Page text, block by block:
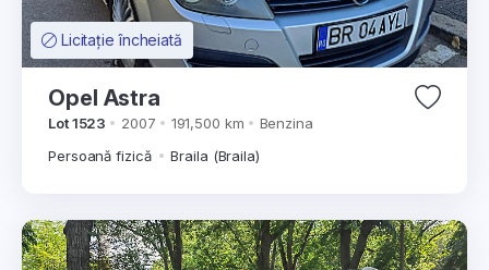
Licitație încheiată
Opel Astra
Lot 1523 2007 191,500 km
Benzina
Persoană fizică
Braila (Braila)